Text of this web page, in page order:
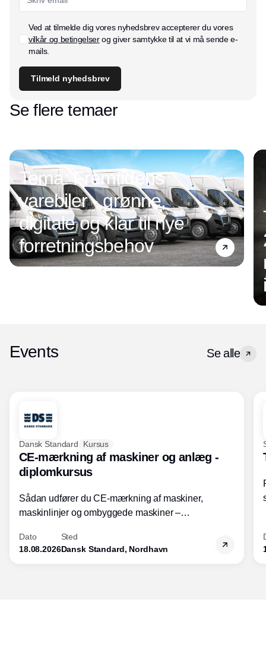
Ved at tilmelde dig vores nyhedsbrev accepterer du vores
vilkår og betingelserog giver samtykke til at vi må sende e-
mails.
Tilmeld nyhedsbrev
Se flere temaer
Tema: Fremtidens
varebiler - grønne,
digitale og klar til nye
forretningsbehov
Events Se alle
Dansk Standard Kursus
CE-mærkning af maskiner og anlæg -
diplomkursus
Sådan udfører du CE-mærkning af maskiner,
maskinlinjer og ombyggede maskiner –
Dato
18.08.2026
Sted
Dansk Standard, Nordhavn